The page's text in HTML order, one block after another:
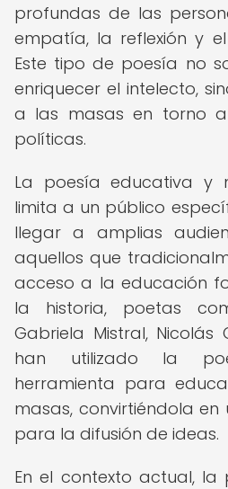
profundas de las
empatía, la reflexión y
Este tipo de poesía no
enriquecer el intelecto,
a las masas en torno
políticas.
La poesía educativa y
limita a un público
llegar a amplias
aquellos que
acceso a la educación
la historia, poetas
Gabriela Mistral, Nicolás
han utilizado la
herramienta para
masas, convirtiéndola
para la difusión de ideas.
En el contexto actual,